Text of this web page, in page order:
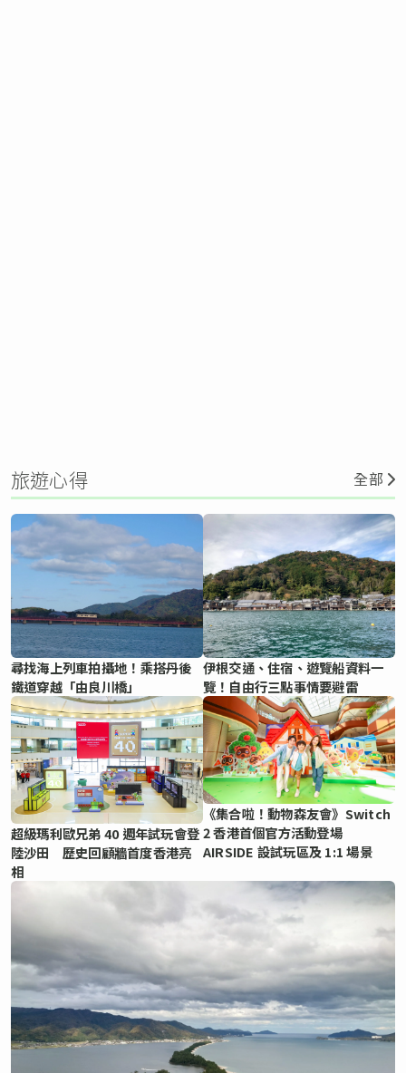
旅遊心得 全部
尋找海上列車拍攝地！乘搭丹後
鐵道穿越「由良川橋」
伊根交通、住宿、遊覽船資料一
覽！自由行三點事情要避雷
超級瑪利歐兄弟 40 週年試玩會登
陸沙田 歷史回顧牆首度香港亮
相
《集合啦！動物森友會》Switch
2 香港首個官方活動登場
AIRSIDE 設試玩區及 1:1 場景